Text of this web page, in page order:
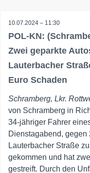
10.07.2024 – 11:30
POL-KN:
Zwei geparkte
Lauterbacher
Euro Schaden
Schramberg, Lkr.
von Schramberg in
34-jähriger Fahrer
Dienstagabend, gegen
Lauterbacher Straße
gekommen und hat
gestreift. Durch den